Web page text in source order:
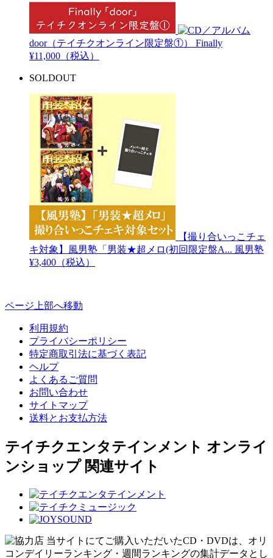
door（テイチクオンライン限定盤①） Finally
¥11,000（税込）
SOLDOUT
【撮り合いっこチェ
キ対象】風男塾「男装★超メロ(初回限定盤A... 風男塾
¥3,400（税込）
ページ上部へ移動
利用規約
プライバシーポリシー
特定商取引法に基づく表記
ヘルプ
よくあるご質問
お問い合わせ
サイトマップ
送料とお支払方法
テイチクエンタテインメント オンライ
ンショップ 関連サイト
当サイトにてご購入いただいたCD・DVDは、オリ
コンデイリーランキング・週間ランキングの集計データとし